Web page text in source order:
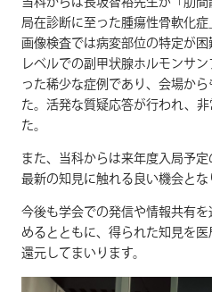
局在診断に至った腫瘍性骨軟化症
画像検査では病変部位の特定が
レベルでの副甲状腺ホルモンサ
った稀少な症例であり、会場か
た。活発な質疑応答が行われ、
た。
また、当科からは来年度入局予定
最新の知見に触れる良い機会とな
今後も学会での発信や情報共有
めるとともに、得られた知見を
還元してまいります。